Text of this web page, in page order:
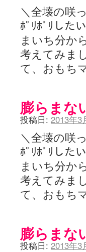
＼全壊の咲
ﾎﾟﾘﾎﾟﾘした
まいち分か
考えてみま
て、おもち
膨らまな
投稿日: 2013年3
＼全壊の咲
ﾎﾟﾘﾎﾟﾘした
まいち分か
考えてみま
て、おもち
膨らまな
投稿日: 2013年3